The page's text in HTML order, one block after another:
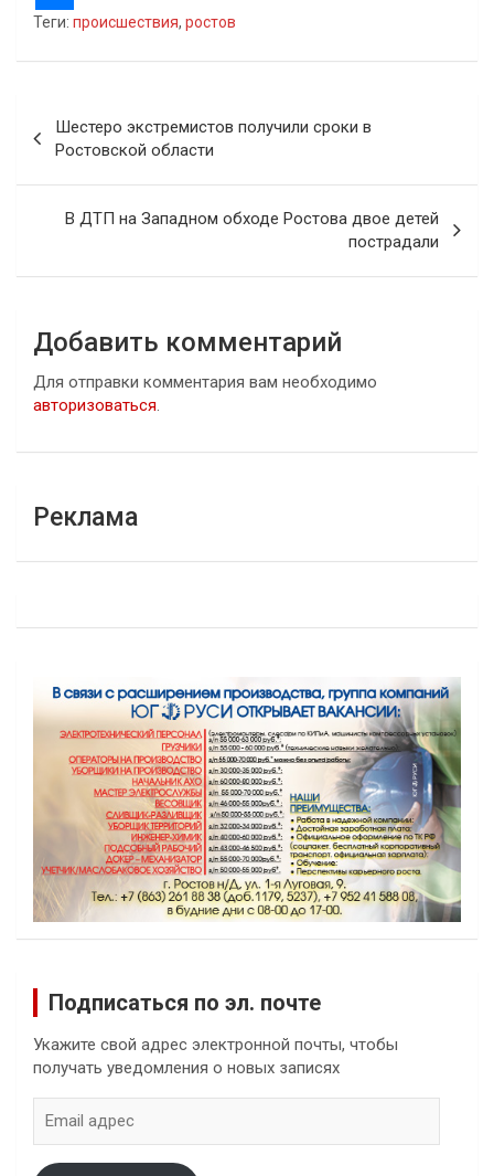
Теги: происшествия, ростов
по
записям
Шестеро экстремистов получили сроки в
Ростовской области
В ДТП на Западном обходе Ростова двое детей
пострадали
Добавить комментарий
Для отправки комментария вам необходимо
авторизоваться.
Реклама
Подписаться по эл. почте
Укажите свой адрес электронной почты, чтобы
получать уведомления о новых записях
адрес